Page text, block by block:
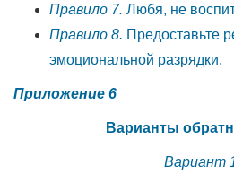
Правило 7. Любя, не
Правило 8. Предоставьте
эмоциональной разрядки.
Приложение 6
Варианты
Вариант